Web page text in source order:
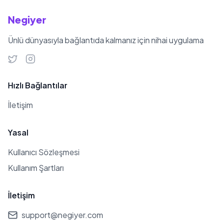
takipçi bulunmaktadır. Paylaşımlarını
genellikle güzellik, yaşam tarzı ve
moda vlogları üzerine
olarak 9 Eylül Üniversitesi Amerikan
Sonuç olarak Yaşar Üniversitesi İngiliz
Dili ve Edebiyatı bölümünden mezun
Negiyer
Ünlü dünyasıyla bağlantıda kalmanız için nihai uygulama
Hızlı Bağlantılar
İletişim
Yasal
Kullanıcı Sözleşmesi
Kullanım Şartları
İletişim
support@negiyer.com